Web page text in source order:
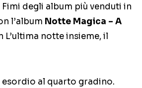
degli album più venduti in
l’album Notte Magica – A
L’ultima notte insieme, il
esordio al quarto gradino.